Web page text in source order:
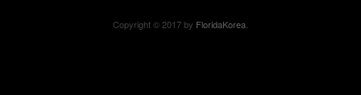
Copyright © 2017 by FloridaKorea